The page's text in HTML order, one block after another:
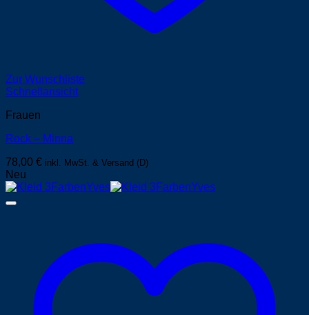
Zur Wunschliste
Schnellansicht
Frauen
Rock – Minna
78,00 € inkl. MwSt. & Versand (D)
Neu